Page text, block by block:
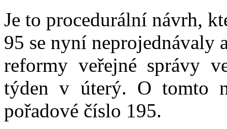
Je to procedurální návrh,
95 se nyní neprojednávaly
reformy veřejné správy
týden v úterý. O tomto
pořadové číslo 195.